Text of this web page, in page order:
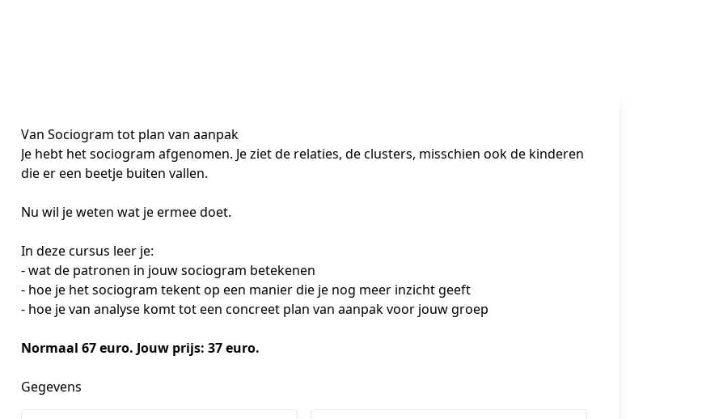
Van Sociogram tot plan van aanpak
Je hebt het sociogram afgenomen. Je ziet de relaties, de clusters, misschien ook de kinderen
die er een beetje buiten vallen.
Nu wil je weten wat je ermee doet.
In deze cursus leer je:
- wat de patronen in jouw sociogram betekenen
- hoe je het sociogram tekent op een manier die je nog meer inzicht geeft
- hoe je van analyse komt tot een concreet plan van aanpak voor jouw groep
Normaal 67 euro. Jouw prijs: 37 euro.
Gegevens